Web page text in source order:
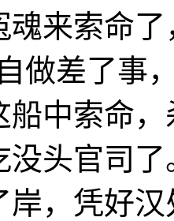
魂来索命
做差了事
船中索命
没头官司
岸，凭好